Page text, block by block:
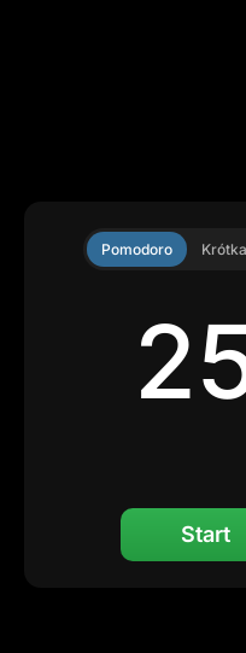
Pomodoro
Start